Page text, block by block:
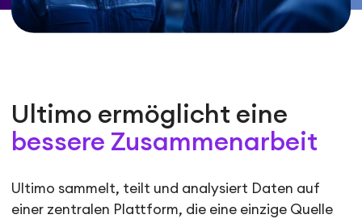
Ultimo ermöglicht eine
bessere Zusammenarbeit
Ultimo sammelt, teilt und analysiert Daten auf
einer zentralen Plattform, die eine einzige Quelle